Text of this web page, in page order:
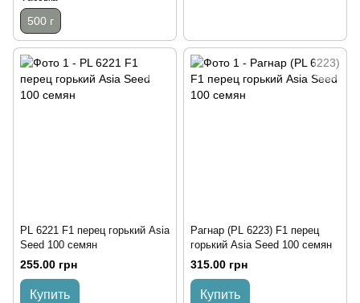
500 г
PL 6221 F1 перец горький Asia
Seed 100 семян
255.00 грн
Купить
Рагнар (PL 6223) F1 перец
горький Asia Seed 100 семян
315.00 грн
Купить